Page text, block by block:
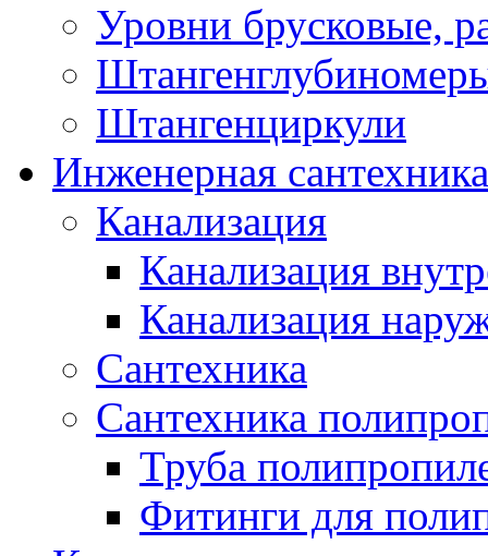
Уровни брусковые,
Штангенциркули
Инженерная сантехника
Канализация
Канализация
Канализация
Сантехника
Сантехника
Труба
Фитинги для